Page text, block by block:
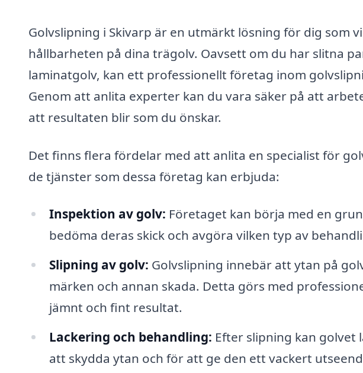
Golvslipning i Skivarp är en utmärkt lösning för dig som
hållbarheten på dina trägolv. Oavsett om du har slitna
laminatgolv, kan ett professionellt företag inom
Genom att anlita experter kan du vara säker på att
att resultaten blir som du önskar.
Det finns flera fördelar med att anlita en specialist för
de tjänster som dessa företag kan erbjuda:
Inspektion av golv: Företaget kan börja med en
bedöma deras skick och avgöra vilken typ av
Slipning av golv: Golvslipning innebär att ytan på
märken och annan skada. Detta görs med
jämnt och fint resultat.
Lackering och behandling: Efter slipning kan golvet
att skydda ytan och för att ge den ett vackert